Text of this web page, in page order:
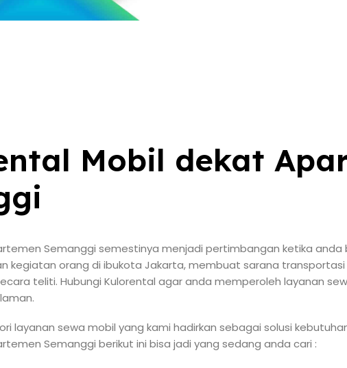
Mobil dekat
Semanggi semestinya menjadi pertimbangan ketika anda
kegiatan orang di ibukota Jakarta, membuat sarana
teliti. Hubungi Kulorental agar anda memperoleh layanan
layanan sewa mobil yang kami hadirkan sebagai solusi
Semanggi berikut ini bisa jadi yang sedang anda cari :